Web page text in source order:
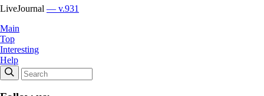
LiveJournal — v.931
Main
Top
Interesting
Help